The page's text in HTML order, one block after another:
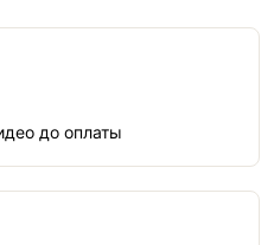
до оплаты